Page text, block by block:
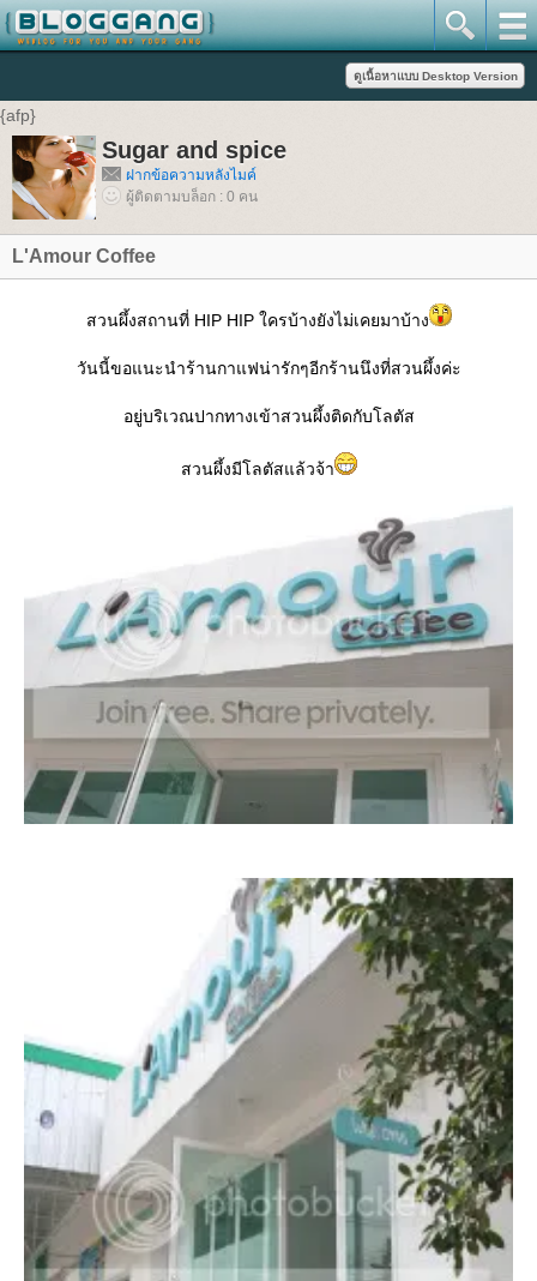
{afp}
Sugar and spice
ฝากข้อความหลังไมค์
ผู้ติดตามบล็อก : 0 คน
L'Amour Coffee
สวนผึ้งสถานที่ HIP HIP ใครบ้างยังไม่เคยมาบ้าง
วันนี้ขอแนะนำร้านกาแฟน่ารักๆอีกร้านนึงที่สวนผึ้งค่ะ
อยู่บริเวณปากทางเข้าสวนผึ้งติดกับโลตัส
สวนผึ้งมีโลตัสแล้วจ้า